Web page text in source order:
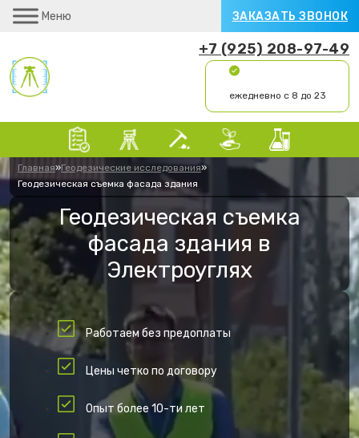
Меню ЗАКАЗАТЬ ЗВОНОК
+7 (925) 208-97-49
ежедневно с 8 до 23
Главная»Геодезические исследования»
Геодезическая съемка фасада здания
Геодезическая съемка
фасада здания в
Электроуглях
Работаем без предоплаты
Цены четко по договору
Опыт более 10-ти лет